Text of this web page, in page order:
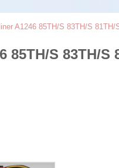
A1246 85TH/S 83TH/S 81TH/
85TH/S 83TH/S